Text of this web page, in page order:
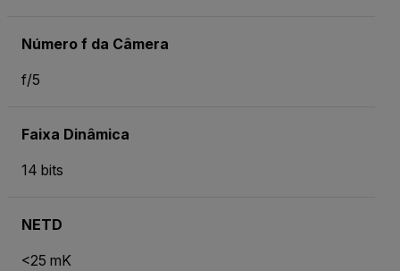
Número f da Câmera
f/5
Faixa Dinâmica
14 bits
NETD
<25 mK